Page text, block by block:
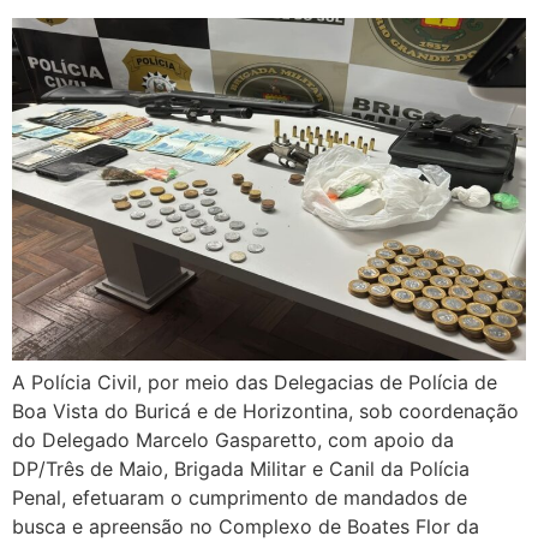
A Polícia Civil, por meio das Delegacias de Polícia de
Boa Vista do Buricá e de Horizontina, sob coordenação
do Delegado Marcelo Gasparetto, com apoio da
DP/Três de Maio, Brigada Militar e Canil da Polícia
Penal, efetuaram o cumprimento de mandados de
busca e apreensão no Complexo de Boates Flor da